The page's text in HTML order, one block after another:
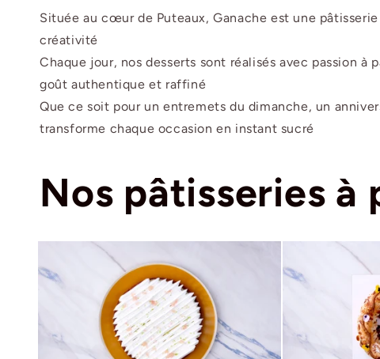
Située au cœur de Puteaux, Ganache est une
créativité
Chaque jour, nos desserts sont réalisés avec passion à
goût authentique et raffiné
Que ce soit pour un entremets du dimanche, un
transforme chaque occasion en instant sucré
Nos pâtisseries à